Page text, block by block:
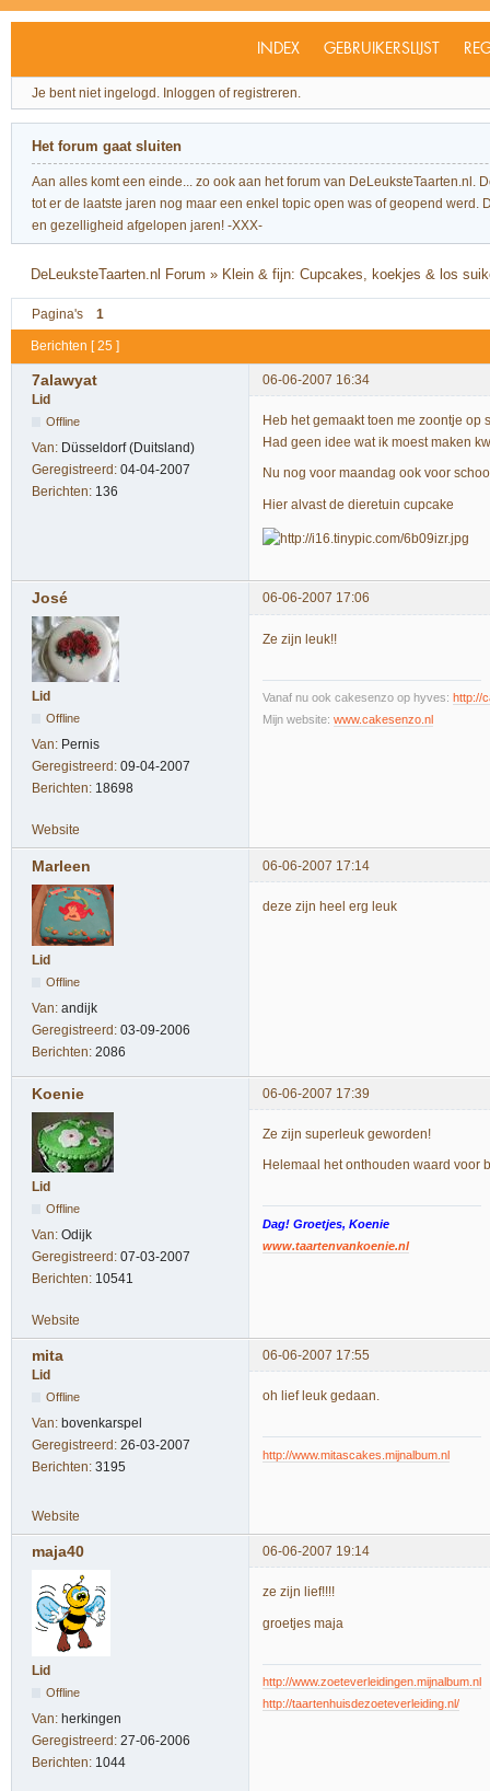
INDEX GEBRUIKERSLIJST
Je bent niet ingelogd. Inloggen of registreren.
Het forum gaat sluiten
Aan alles komt een einde... zo ook aan het forum van
tot er de laatste jaren nog maar een enkel topic open was of geopend
en gezelligheid afgelopen jaren! -XXX-
DeLeuksteTaarten.nl Forum » Klein & fijn: Cupcakes, koekjes & los
Pagina's 1
Berichten [ 25 ]
7alawyat
06-06-2007 16:34
Lid
Offline
Van: Düsseldorf (Duitsland)
Geregistreerd: 04-04-2007
Berichten: 136
Heb het gemaakt toen me zoontje op
Had geen idee wat ik moest maken
Nu nog voor maandag ook voor
Hier alvast de dieretuin cupcake
José 06-06-2007 17:06
Lid
Offline
Van: Pernis
Geregistreerd: 09-04-2007
Berichten: 18698
Ze zijn leuk!!
Vanaf nu ook cakesenzo op hyves: http://
Mijn website: www.cakesenzo.nl
Website
Marleen 06-06-2007 17:14
Lid
Offline
Van: andijk
Geregistreerd: 03-09-2006
Berichten: 2086
deze zijn heel erg leuk
Koenie 06-06-2007 17:39
Lid
Offline
Van: Odijk
Geregistreerd: 07-03-2007
Berichten: 10541
Ze zijn superleuk geworden!
Helemaal het onthouden waard voor
Dag! Groetjes, Koenie
www.taartenvankoenie.nl
Website
mita
06-06-2007 17:55
Lid
Offline
Van: bovenkarspel
Geregistreerd: 26-03-2007
Berichten: 3195
oh lief leuk gedaan.
http://www.mitascakes.mijnalbum.nl
Website
maja40 06-06-2007 19:14
Lid
Offline
Van: herkingen
Geregistreerd: 27-06-2006
Berichten: 1044
ze zijn lief!!!!
groetjes maja
http://www.zoeteverleidingen.mijnalbum.nl
http://taartenhuisdezoeteverleiding.nl/